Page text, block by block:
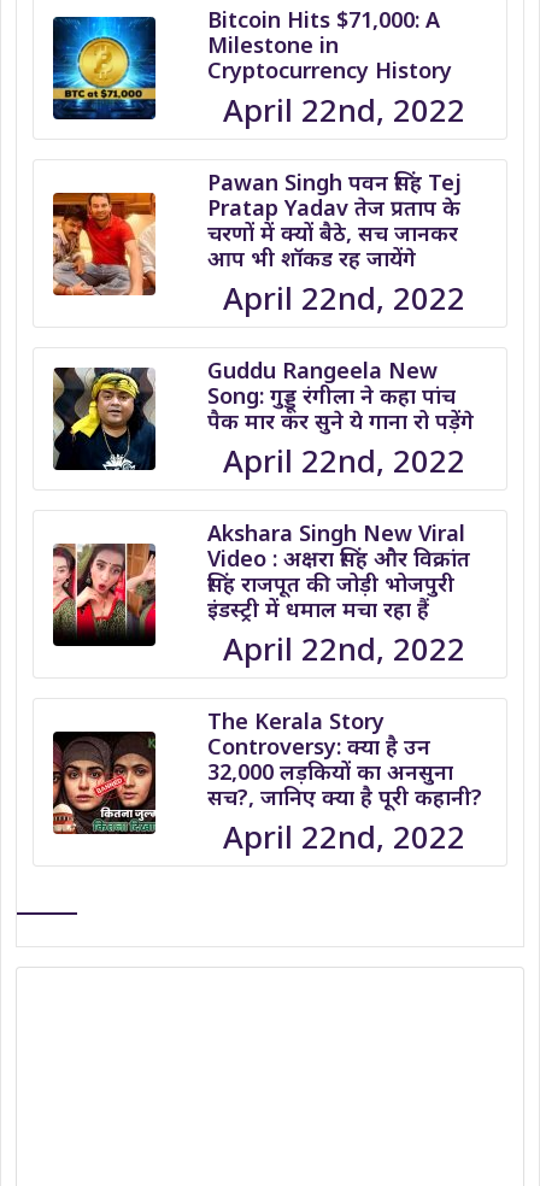
Bitcoin Hits $71,000: A
Milestone in
Cryptocurrency History
April 22nd, 2022
Pawan Singh पवन सिंह Tej
Pratap Yadav तेज प्रताप के
चरणों में क्यों बैठे, सच जानकर
आप भी शॉकड रह जायेंगे
April 22nd, 2022
Guddu Rangeela New
Song: गुड्डू रंगीला ने कहा पांच
पैक मार कर सुने ये गाना रो पड़ेंगे
April 22nd, 2022
Akshara Singh New Viral
Video : अक्षरा सिंह और विक्रांत
सिंह राजपूत की जोड़ी भोजपुरी
इंडस्ट्री में धमाल मचा रहा हैं
April 22nd, 2022
The Kerala Story
Controversy: क्या है उन
32,000 लड़कियों का अनसुना
सच?, जानिए क्या है पूरी कहानी?
April 22nd, 2022